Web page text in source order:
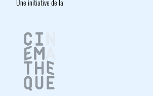
Une initiative de la